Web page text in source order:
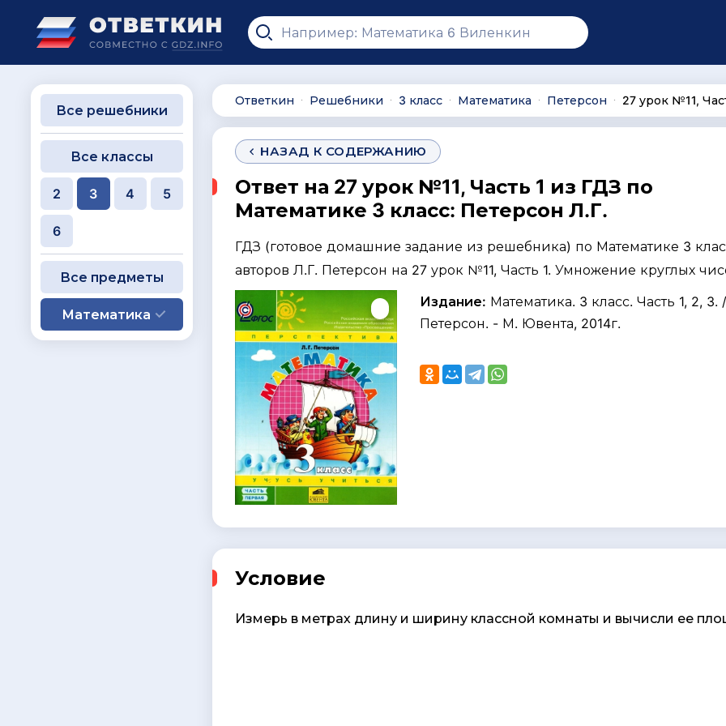
Ответкин ∙ Решебники ∙ 3 класс ∙ Математика ∙ Петерсон ∙ 27 урок №11,
НАЗАД К СОДЕРЖАНИЮ
Ответ на 27 урок №11, Часть 1 из ГДЗ по
Математике 3 класс: Петерсон Л.Г.
ГДЗ (готовое домашние задание из решебника) по Математике 3
авторов Л.Г. Петерсон на 27 урок №11, Часть 1. Умножение круглых
Издание: Математика. 3 класс. Часть 1, 2, 3.
Петерсон. - М. Ювента, 2014г.
Условие
Измерь в метрах длину и ширину классной комнаты и вычисли ее
Все решебники
Все классы
2 3 4 5
6
Все предметы
Математика